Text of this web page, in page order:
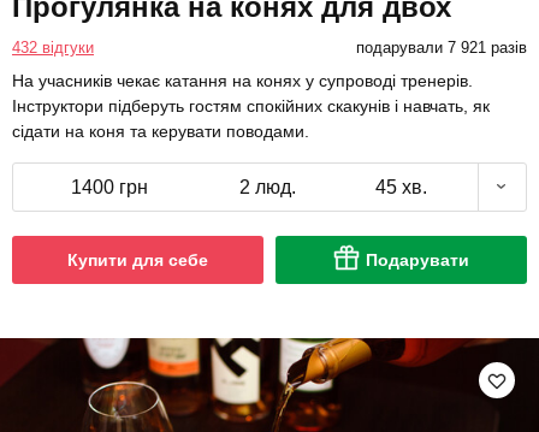
Прогулянка на конях для двох
432 відгуки подарували 7 921 разів
На учасників чекає катання на конях у супроводі тренерів.
Інструктори підберуть гостям спокійних скакунів і навчать, як
сідати на коня та керувати поводами.
1400 грн 2 люд. 45 хв.
Купити для себе Подарувати